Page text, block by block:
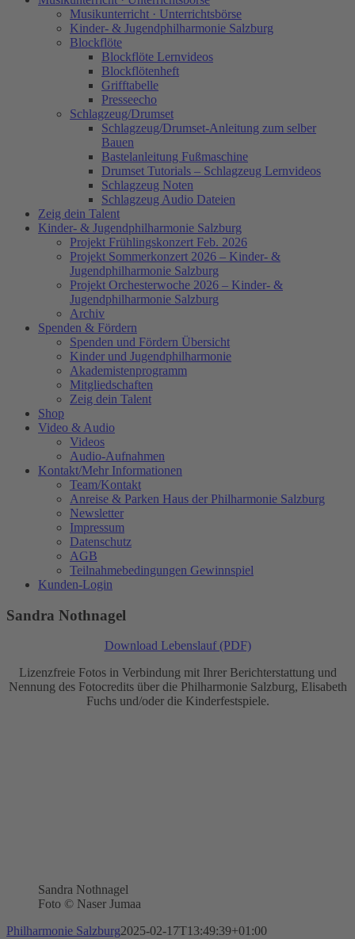
Musikunterricht · Unterrichtsbörse
Kinder- & Jugendphilharmonie Salzburg
Blockflöte
Blockflöte Lernvideos
Blockflötenheft
Grifftabelle
Presseecho
Schlagzeug/Drumset
Schlagzeug/Drumset-Anleitung zum selber
Bauen
Bastelanleitung Fußmaschine
Drumset Tutorials – Schlagzeug Lernvideos
Schlagzeug Noten
Schlagzeug Audio Dateien
Zeig dein Talent
Kinder- & Jugendphilharmonie Salzburg
Projekt Frühlingskonzert Feb. 2026
Projekt Sommerkonzert 2026 – Kinder- &
Jugendphilharmonie Salzburg
Projekt Orchesterwoche 2026 – Kinder- &
Jugendphilharmonie Salzburg
Archiv
Spenden & Fördern
Spenden und Fördern Übersicht
Kinder und Jugendphilharmonie
Akademistenprogramm
Mitgliedschaften
Zeig dein Talent
Shop
Video & Audio
Videos
Audio-Aufnahmen
Kontakt/Mehr Informationen
Team/Kontakt
Anreise & Parken Haus der Philharmonie Salzburg
Newsletter
Impressum
Datenschutz
AGB
Teilnahmebedingungen Gewinnspiel
Kunden-Login
Sandra Nothnagel
Download Lebenslauf (PDF)
Lizenzfreie Fotos in Verbindung mit Ihrer Berichterstattung und
Nennung des Fotocredits über die Philharmonie Salzburg, Elisabeth
Fuchs und/oder die Kinderfestspiele.
Sandra Nothnagel
Foto © Naser Jumaa
Philharmonie Salzburg2025-02-17T13:49:39+01:00